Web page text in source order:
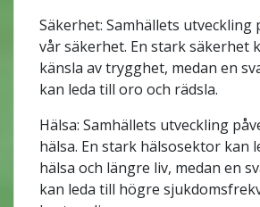
Säkerhet: Samhällets utveckling
vår säkerhet. En stark säkerhet
känsla av trygghet, medan en
kan leda till oro och rädsla.
Hälsa: Samhällets utveckling
hälsa. En stark hälsosektor kan
hälsa och längre liv, medan en
kan leda till högre